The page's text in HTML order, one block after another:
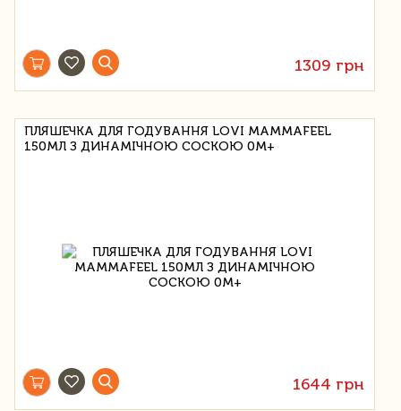
1309 грн
ПЛЯШЕЧКА ДЛЯ ГОДУВАННЯ LOVI MAMMAFEEL
150МЛ З ДИНАМІЧНОЮ СОСКОЮ 0М+
1644 грн